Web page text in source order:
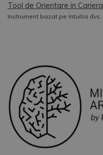
Tool de Orientare in Cariera
Instrument bazat pe Intuitia dvs.